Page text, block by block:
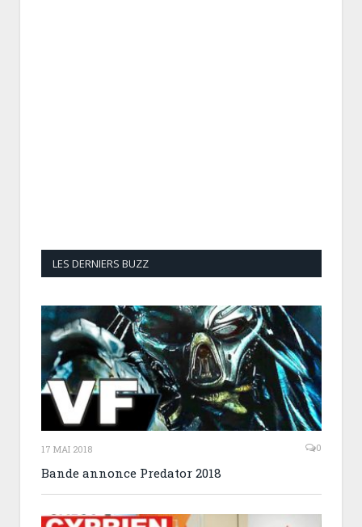
LES DERNIERS BUZZ
17 MAI 2018 0
Bande annonce Predator 2018